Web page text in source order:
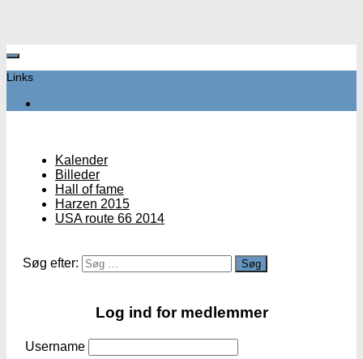
Links
Kalender
Billeder
Hall of fame
Harzen 2015
USA route 66 2014
Søg efter:
Log ind for medlemmer
Username